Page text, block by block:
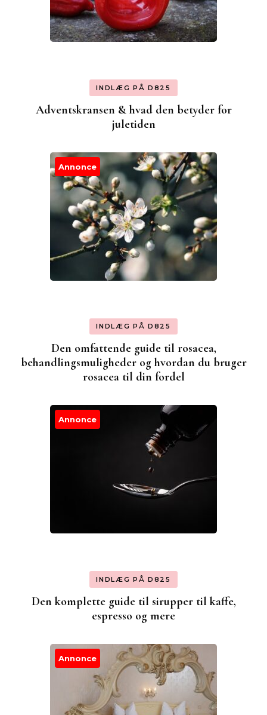
INDLÆG PÅ D825
Adventskransen & hvad den betyder for
juletiden
Annonce
INDLÆG PÅ D825
Den omfattende guide til rosacea,
behandlingsmuligheder og hvordan du bruger
rosacea til din fordel
Annonce
INDLÆG PÅ D825
Den komplette guide til sirupper til kaffe,
espresso og mere
Annonce